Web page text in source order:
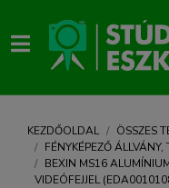
KEZDŐOLDAL ÖSSZES
FÉNYKÉPEZŐ
BEXIN MS16
VIDEÓFEJJEL